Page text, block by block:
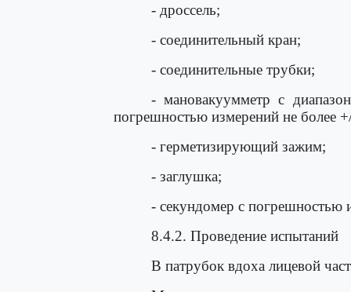
- дроссель;
- соединительный кран;
- соединительные трубки;
- мановакуумметр с
погрешностью измерений не более
- герметизирующий зажим;
- заглушка;
- секундомер с погрешностью
8.4.2. Проведение испытаний
В патрубок вдоха лицевой